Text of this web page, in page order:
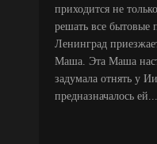
приходится не
решать все
Ленинград
Маша. Эта Маша
задумала отнять у
предназначалось ей...